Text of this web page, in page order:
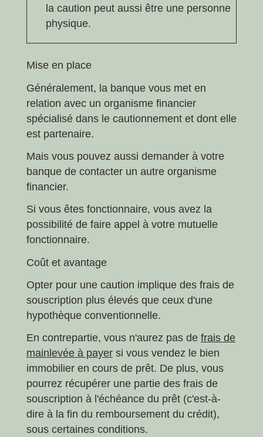
la caution peut aussi être une personne
physique.
Mise en place
Généralement, la banque vous met en
relation avec un organisme financier
spécialisé dans le cautionnement et dont elle
est partenaire.
Mais vous pouvez aussi demander à votre
banque de contacter un autre organisme
financier.
Si vous êtes fonctionnaire, vous avez la
possibilité de faire appel à votre mutuelle
fonctionnaire.
Coût et avantage
Opter pour une caution implique des frais de
souscription plus élevés que ceux d'une
hypothèque conventionnelle.
En contrepartie, vous n'aurez pas de frais de
mainlevée à payer si vous vendez le bien
immobilier en cours de prêt. De plus, vous
pourrez récupérer une partie des frais de
souscription à l'échéance du prêt (c'est-à-
dire à la fin du remboursement du crédit),
sous certaines conditions.